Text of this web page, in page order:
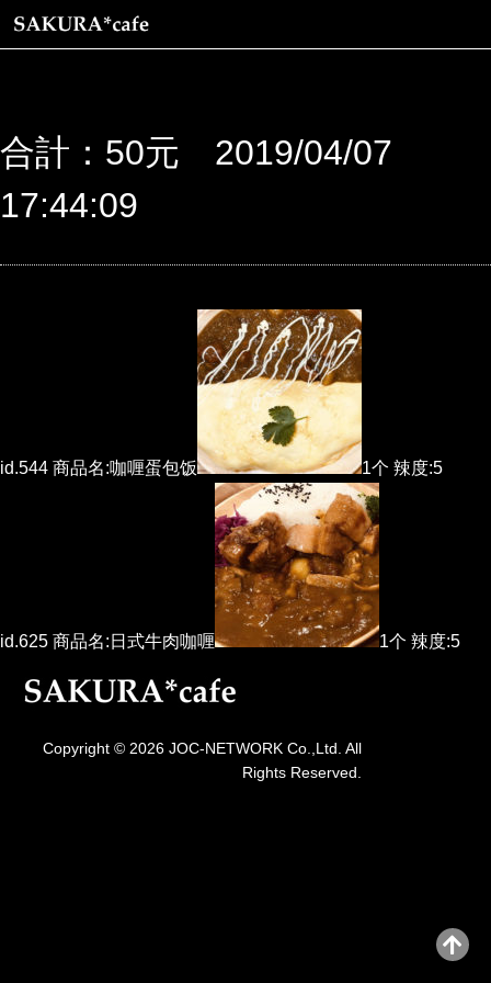
合計：50元 2019/04/07
17:44:09
id.544 商品名:咖喱蛋包饭 1个 辣度:5
id.625 商品名:日式牛肉咖喱 1个 辣度:5
Copyright © 2026 JOC-NETWORK Co.,Ltd. All
Rights Reserved.